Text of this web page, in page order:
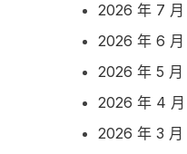
2026 年 7 月
2026 年 6 月
2026 年 5 月
2026 年 4 月
2026 年 3 月